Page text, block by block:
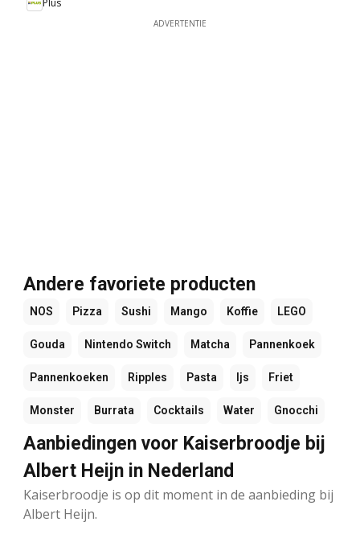
Plus
ADVERTENTIE
Andere favoriete producten
NOS Pizza Sushi Mango Koffie LEGO
Gouda Nintendo Switch Matcha Pannenkoek
Pannenkoeken Ripples Pasta Ijs Friet
Monster Burrata Cocktails Water Gnocchi
Aanbiedingen voor Kaiserbroodje bij
Albert Heijn in Nederland
Kaiserbroodje is op dit moment in de aanbieding bij
Albert Heijn.